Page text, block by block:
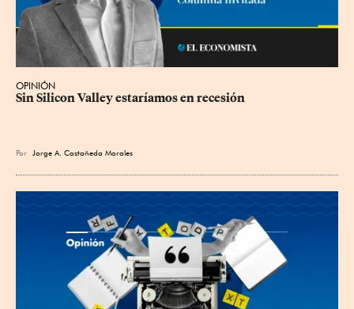
OPINIÓN
Sin Silicon Valley estaríamos en recesión
Por Jorge A. Castañeda Morales